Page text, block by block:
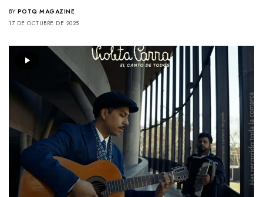
BY POTQ MAGAZINE
17 DE OCTUBRE DE 2025